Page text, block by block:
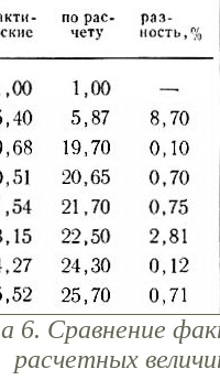
6. Сравнение
расчетных